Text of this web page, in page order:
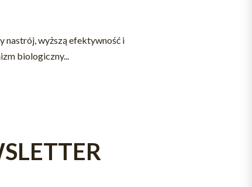
nastrój, wyższą efektywność i
biologiczny...